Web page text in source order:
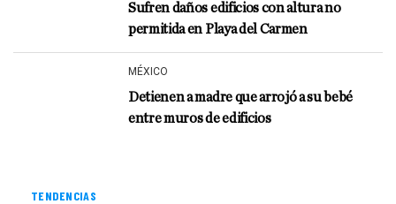
Sufren daños edificios con altura no
permitida en Playa del Carmen
MÉXICO
Detienen a madre que arrojó a su bebé
entre muros de edificios
TENDENCIAS